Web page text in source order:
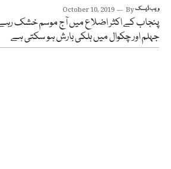
October 10, 2019 Byویب ڈیسک
پنجاب کے اکثر اضلاع میں آج موسم خشک رہے
جہلم اور چکوال میں ہلکی بارش ہو سکتی ہے